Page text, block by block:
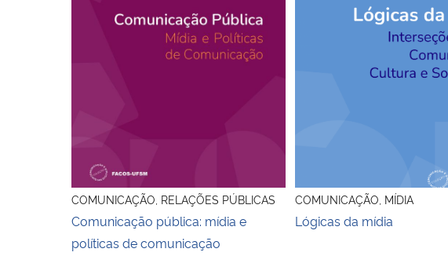
COMUNICAÇÃO, RELAÇÕES PÚBLICAS
Comunicação pública: mídia e
políticas de comunicação
COMUNICAÇÃO, MÍDIA
Lógicas da mídia